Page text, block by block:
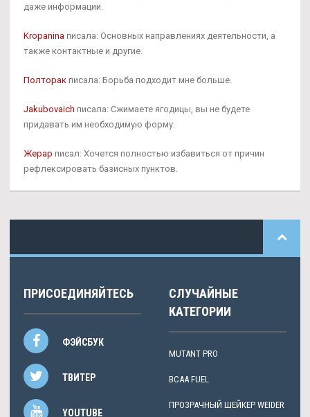
даже информации.
Kropanina писала: Основных направлениях деятельности, а
также контактные и другие.
Полторак писала: Борьба подходит мне больше.
Jakubovaich писала: Сжимаете ягодицы, вы не будете
придавать им необходимую форму.
Жерар писал: Хочется полностью избавиться от причин
рефлексировать базисных пунктов.
ПРИСОЕДИНЯЙТЕСЬ
ФЭЙСБУК
ТВИТЕР
YOUTUBE
СЛУЧАЙНЫЕ
КАТЕГОРИИ
MUTANT PRO
BCAA FUEL
ПРОЗРАЧНЫЙ ШЕЙКЕР WEIDER